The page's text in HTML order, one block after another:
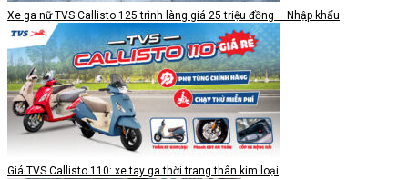
Xe ga nữ TVS Callisto 125 trình làng giá 25 triệu đồng – Nhập khẩu
Giá TVS Callisto 110: xe tay ga thời trang thân kim loại